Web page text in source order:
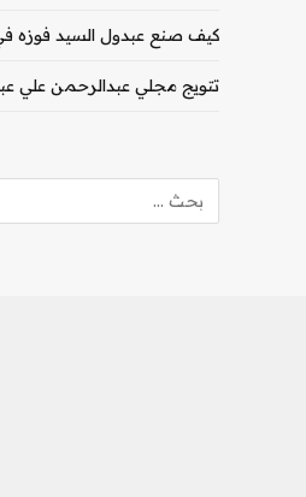
كيف صنع عبدول السيد فوزه
تتويج مجلي عبدالرحمن علي